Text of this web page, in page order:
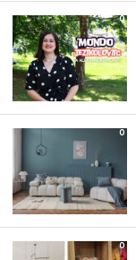
0
0
0